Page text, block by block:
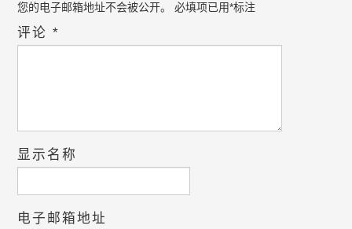
您的电子邮箱地址不会被公开。 必填项已用*标注
评论*
显示名称
电子邮箱地址